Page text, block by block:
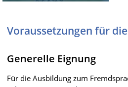
Voraussetzungen für
Generelle Eignung
Für die Ausbildung zum